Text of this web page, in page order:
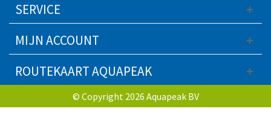
SERVICE
MIJN ACCOUNT
ROUTEKAART AQUAPEAK
© Copyright 2026 Aquapeak BV